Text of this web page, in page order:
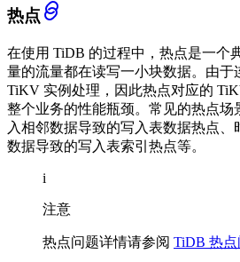
热点
在使用 TiDB 的过程中，热点是一个
量的流量都在读写一小块数据。由于
TiKV 实例处理，因此热点对应的
整个业务的性能瓶颈。常见的热点场
入相邻数据导致的写入表数据热点、
数据导致的写入表索引热点等。
i
注意
热点问题详情请参阅 TiDB 热